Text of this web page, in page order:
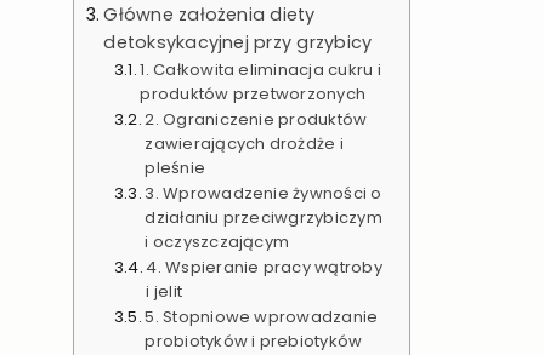
Główne założenia diety
detoksykacyjnej przy grzybicy
1. Całkowita eliminacja cukru i
produktów przetworzonych
2. Ograniczenie produktów
zawierających drożdże i
pleśnie
3. Wprowadzenie żywności o
działaniu przeciwgrzybiczym
i oczyszczającym
4. Wspieranie pracy wątroby
i jelit
5. Stopniowe wprowadzanie
probiotyków i prebiotyków